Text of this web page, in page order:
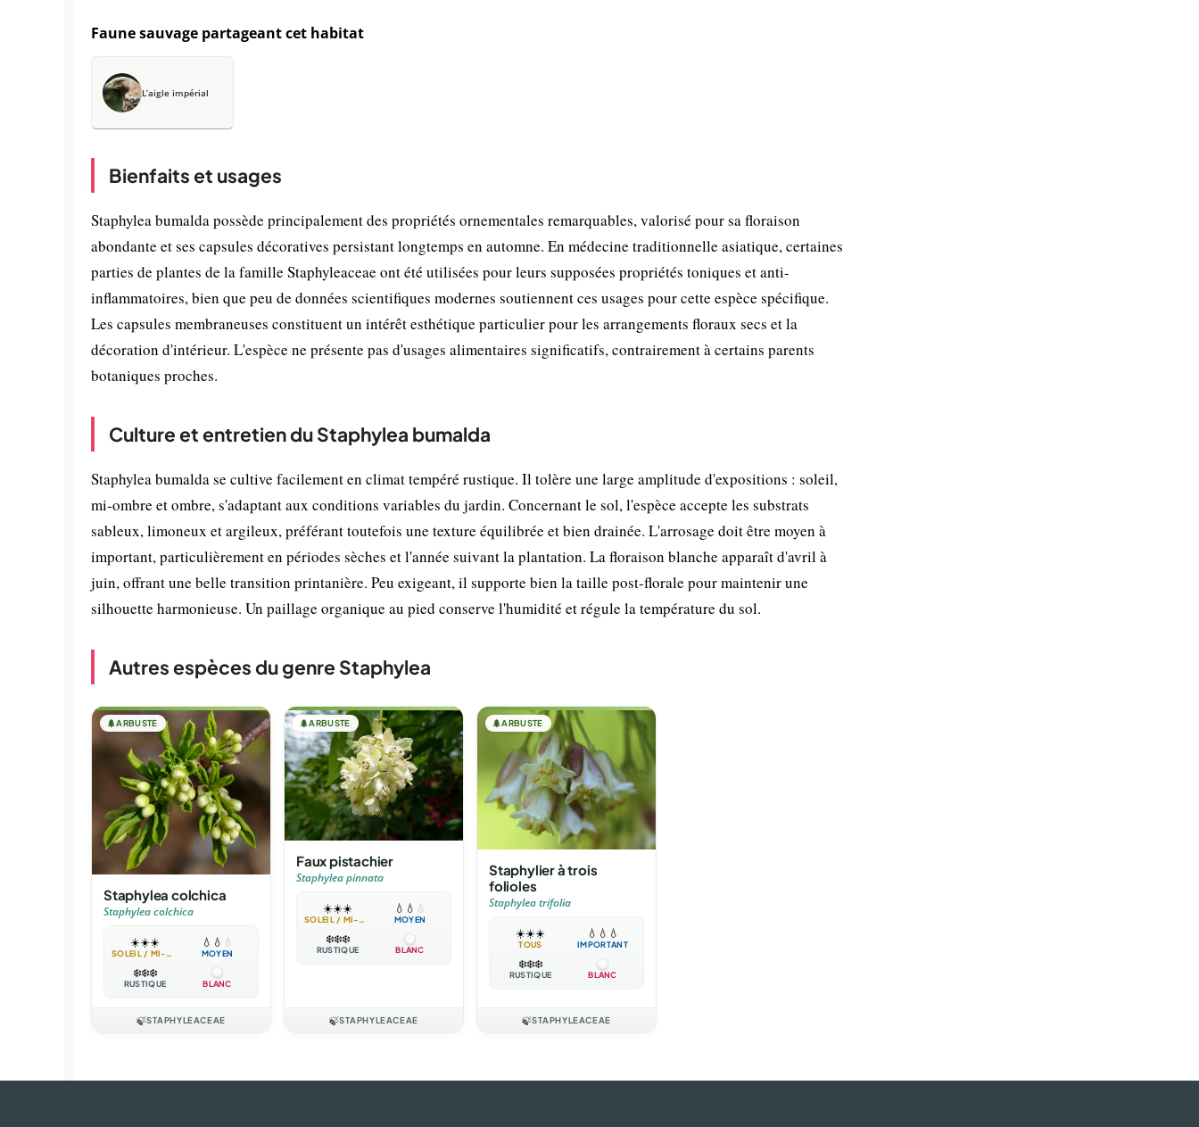
Faune sauvage partageant cet habitat
L’aigle impérial
Bienfaits et usages
Staphylea bumalda possède principalement des propriétés ornementales remarquables, valorisé pour sa floraison
abondante et ses capsules décoratives persistant longtemps en automne. En médecine traditionnelle asiatique, certaines
parties de plantes de la famille Staphyleaceae ont été utilisées pour leurs supposées propriétés toniques et anti-
inflammatoires, bien que peu de données scientifiques modernes soutiennent ces usages pour cette espèce spécifique.
Les capsules membraneuses constituent un intérêt esthétique particulier pour les arrangements floraux secs et la
décoration d'intérieur. L'espèce ne présente pas d'usages alimentaires significatifs, contrairement à certains parents
botaniques proches.
Culture et entretien du Staphylea bumalda
Staphylea bumalda se cultive facilement en climat tempéré rustique. Il tolère une large amplitude d'expositions : soleil,
mi-ombre et ombre, s'adaptant aux conditions variables du jardin. Concernant le sol, l'espèce accepte les substrats
sableux, limoneux et argileux, préférant toutefois une texture équilibrée et bien drainée. L'arrosage doit être moyen à
important, particulièrement en périodes sèches et l'année suivant la plantation. La floraison blanche apparaît d'avril à
juin, offrant une belle transition printanière. Peu exigeant, il supporte bien la taille post-florale pour maintenir une
silhouette harmonieuse. Un paillage organique au pied conserve l'humidité et régule la température du sol.
Autres espèces du genre Staphylea
🌲ARBUSTE
Staphylea colchica
Staphylea colchica
☀️☀️☀️
SOLEIL / MI-OMBRE
💧 💧 💧
MOYEN
❄️❄️❄️
RUSTIQUE BLANC
🍃STAPHYLEACEAE
🌲ARBUSTE
Faux pistachier
Staphylea pinnata
☀️☀️☀️
SOLEIL / MI-OMBRE
💧 💧 💧
MOYEN
❄️❄️❄️
RUSTIQUE BLANC
🍃STAPHYLEACEAE
🌲ARBUSTE
Staphylier à trois
folioles
Staphylea trifolia
☀️☀️☀️
TOUS
💧 💧 💧
IMPORTANT
❄️❄️❄️
RUSTIQUE BLANC
🍃STAPHYLEACEAE